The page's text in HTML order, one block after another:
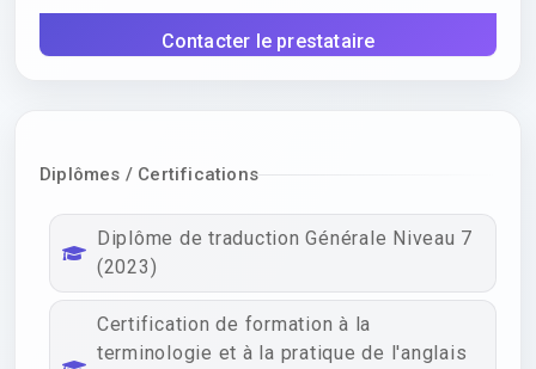
Contacter le prestataire
Diplômes / Certifications
Diplôme de traduction Générale Niveau 7
(2023)
Certification de formation à la
terminologie et à la pratique de l'anglais